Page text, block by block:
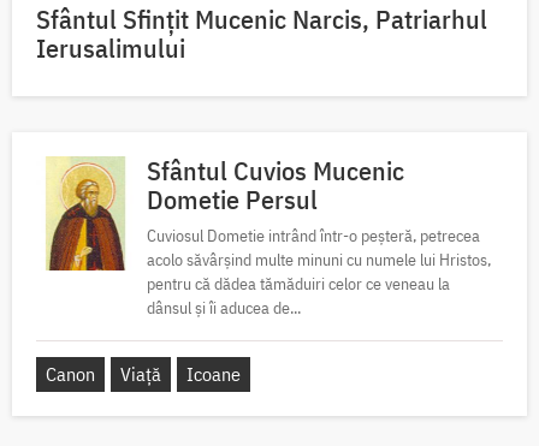
Sfântul Sfinţit Mucenic Narcis, Patriarhul
Ierusalimului
Sfântul Cuvios Mucenic
Dometie Persul
Cuviosul Dometie intrând într-o peșteră, petrecea
acolo săvârșind multe minuni cu numele lui Hristos,
pentru că dădea tămăduiri celor ce veneau la
dânsul și îi aducea de...
Canon Viață Icoane